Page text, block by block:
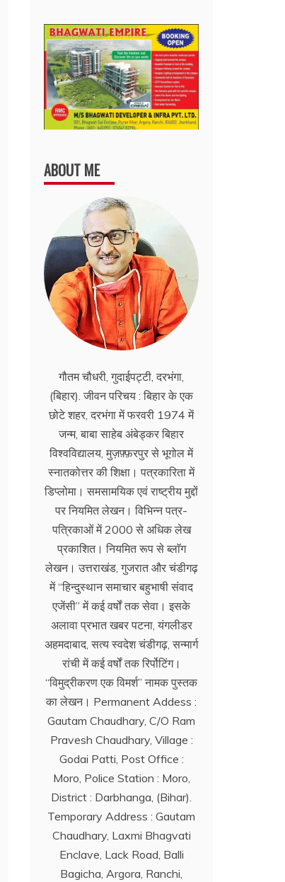
ABOUT ME
गौतम चौधरी, गुदाईपट्टी, दरभंगा,
(बिहार). जीवन परिचय : बिहार के एक
छोटे शहर, दरभंगा में फरवरी 1974 में
जन्म, बाबा साहेब अंबेड्कर बिहार
विश्वविद्यालय, मुज़फ़्फ़रपुर से भूगोल में
स्नातकोत्तर की शिक्षा। पत्रकारिता में
डिप्लोमा। समसामयिक एवं राष्ट्रीय मुद्दों
पर नियमित लेखन। विभिन्न पत्र-
पत्रिकाओं में 2000 से अधिक लेख
प्रकाशित। नियमित रूप से ब्लाॅग
लेखन। उत्तराखंड, गुजरात और चंडीगढ़
में ‘‘हिन्दुस्थान समाचार बहुभाषी संवाद
एजेंसी’’ में कई वर्षों तक सेवा। इसके
अलावा प्रभात खबर पटना, यंगलीडर
अहमदाबाद, सत्य स्वदेश चंडीगढ़, सन्मार्ग
रांची में कई वर्षों तक रिर्पोटिंग।
‘‘विमुद्रीकरण एक विमर्श’’ नामक पुस्तक
का लेखन। Permanent Addess :
Gautam Chaudhary, C/O Ram
Pravesh Chaudhary, Village :
Godai Patti, Post Office :
Moro, Police Station : Moro,
District : Darbhanga, (Bihar).
Temporary Address : Gautam
Chaudhary, Laxmi Bhagvati
Enclave, Lack Road, Balli
Bagicha, Argora, Ranchi,